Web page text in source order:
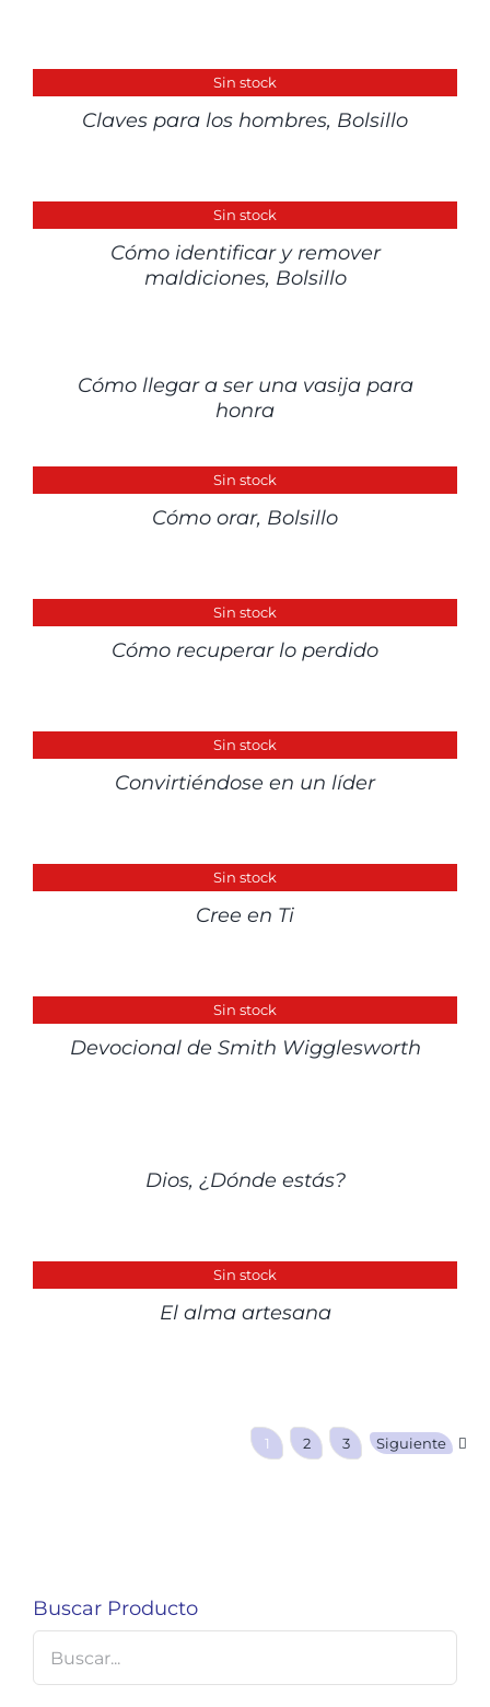
Sin stock
Claves para los hombres, Bolsillo
Sin stock
Cómo identificar y remover
maldiciones, Bolsillo
Cómo llegar a ser una vasija para
honra
Sin stock
Cómo orar, Bolsillo
Sin stock
Cómo recuperar lo perdido
Sin stock
Convirtiéndose en un líder
Sin stock
Cree en Ti
Sin stock
Devocional de Smith Wigglesworth
Dios, ¿Dónde estás?
Sin stock
El alma artesana
1 2 3 Siguiente
Buscar Producto